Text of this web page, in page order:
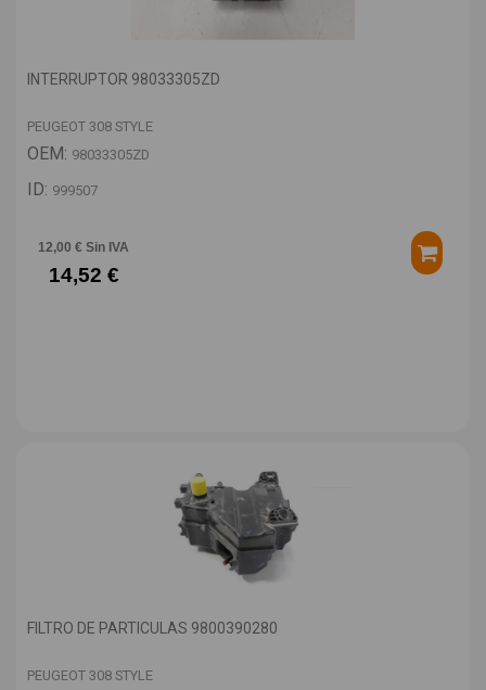
INTERRUPTOR 98033305ZD
PEUGEOT 308 STYLE
OEM: 98033305ZD
ID: 999507
12,00 € Sin IVA
14,52 €
FILTRO DE PARTICULAS 9800390280
PEUGEOT 308 STYLE